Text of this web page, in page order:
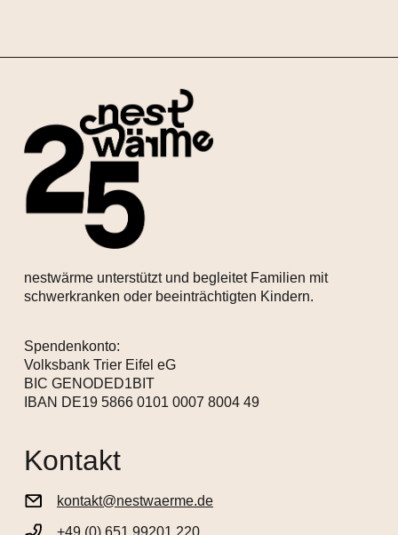
nestwärme unterstützt und begleitet Familien mit
schwerkranken oder beeinträchtigten Kindern.
Spendenkonto:
Volksbank Trier Eifel eG
BIC GENODED1BIT
IBAN DE19 5866 0101 0007 8004 49
Kontakt
kontakt@nestwaerme.de
+49 (0) 651 99201 220